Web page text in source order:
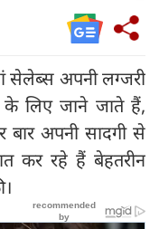
सेलेब्स अपनी लग्जरी
के लिए जाने जाते हैं,
अपनी सादगी से
कर रहे हैं बेहतरीन